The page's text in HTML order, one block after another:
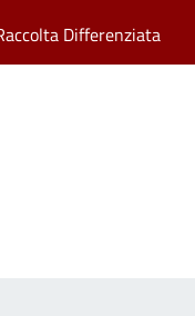
Differenziata